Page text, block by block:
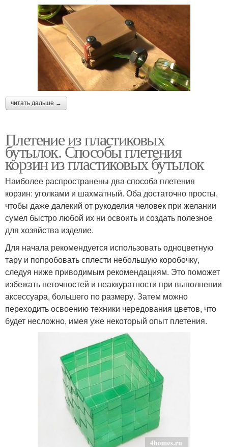
читать дальше →
Плетение из пластиковых
бутылок. Способы плетения
корзин из пластиковых бутылок
Наиболее распространены два способа плетения
корзин: уголками и шахматный. Оба достаточно просты,
чтобы даже далекий от рукоделия человек при желании
сумел быстро любой их ни освоить и создать полезное
для хозяйства изделие.
Для начала рекомендуется использовать одноцветную
тару и попробовать сплести небольшую коробочку,
следуя ниже приводимым рекомендациям. Это поможет
избежать неточностей и неаккуратности при выполнении
аксессуара, большего по размеру. Затем можно
переходить освоению техники чередования цветов, что
будет несложно, имея уже некоторый опыт плетения.